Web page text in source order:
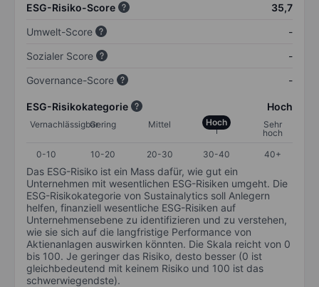
ESG-Risiko-Score
35,7
Umwelt-Score
-
Sozialer Score
-
Governance-Score
-
ESG-Risikokategorie Hoch
VernachlässigbarGering Mittel Hoch
Sehr
hoch
0-10
10-20 20-30 30-40 40+
Das ESG-Risiko ist ein Mass dafür, wie gut ein
Unternehmen mit wesentlichen ESG-Risiken umgeht. Die
ESG-Risikokategorie von Sustainalytics soll Anlegern
helfen, finanziell wesentliche ESG-Risiken auf
Unternehmensebene zu identifizieren und zu verstehen,
wie sie sich auf die langfristige Performance von
Aktienanlagen auswirken könnten. Die Skala reicht von 0
bis 100. Je geringer das Risiko, desto besser (0 ist
gleichbedeutend mit keinem Risiko und 100 ist das
schwerwiegendste).